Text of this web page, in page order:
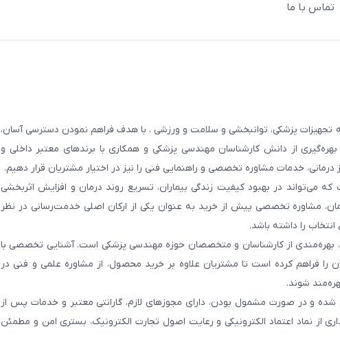
تماس با ما
پزشکی، توانبخشی و سلامت و ورزشی ، با هدف فراهم نمودن دسترسی آسان،
از دانش کارشناسان مهندسی پزشکی و همکاری با برندهای معتبر داخلی و
درمانی، خدمات مشاوره تخصصی و راهنمایی فنی را نیز در اختیار مشتریان قرار دهیم.
می‌تواند در بهبود کیفیت زندگی بیماران، تسریع روند درمان و افزایش اثربخشی
مشاوره تخصصی پیش از خرید به عنوان یکی از ارکان اصلی خدمت‌رسانی در نظر
را داشته باشد.
بهره‌مندی از کارشناسان و متخصصان حوزه مهندسی پزشکی است. آشنایی تخصصی با
را فراهم کرده است تا مشتریان علاوه بر خرید محصول، از مشاوره علمی و فنی در
شوند.
و در صورت مشمول بودن، دارای مجوزهای لازم، گارانتی معتبر و خدمات پس از
از نماد اعتماد الکترونیکی و رعایت اصول تجارت الکترونیک، بستری امن و مطمئن